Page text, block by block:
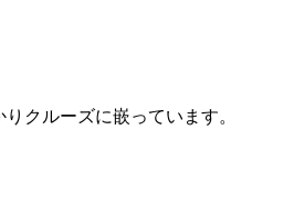
クルーズに嵌っています。